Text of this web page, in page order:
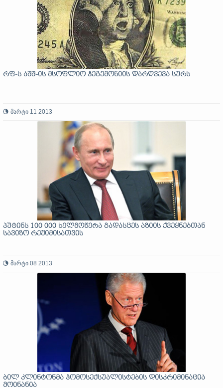
რფ-ს აშშ-ის მსოფლიო ჰეგემონიის დარღვევა სურს
მარტი 11 2013
პუტინს 100 000 ხელმოწერა გადასცეს აზიის ქვეყნებთან
სავიზო რეჟიმისათვის
მარტი 08 2013
ბილ კლინტონმა ჰომოსექსუალისტების დისკრიმინაცია
მოინანია